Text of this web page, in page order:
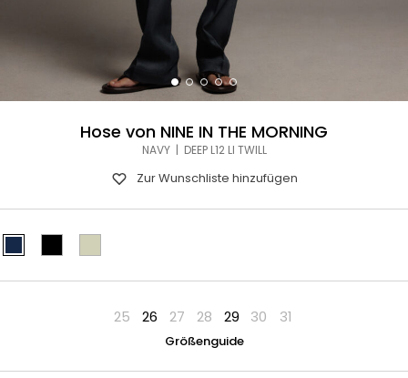
Hose von NINE IN THE MORNING
NAVY | DEEP L12 LI TWILL
Zur Wunschliste hinzufügen
25 26 27 28 29 30 31
Größenguide